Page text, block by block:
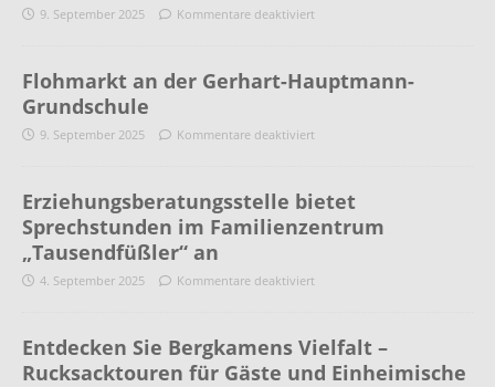
9. September 2025 Kommentare deaktiviert
Flohmarkt an der Gerhart-Hauptmann-
Grundschule
9. September 2025 Kommentare deaktiviert
Erziehungsberatungsstelle bietet
Sprechstunden im Familienzentrum
„Tausendfüßler“ an
4. September 2025 Kommentare deaktiviert
Entdecken Sie Bergkamens Vielfalt –
Rucksacktouren für Gäste und Einheimische